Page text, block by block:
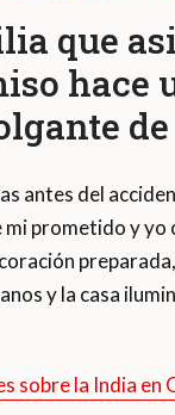
que
hace
antes del
mi prometido y
y la casa
sobre la India